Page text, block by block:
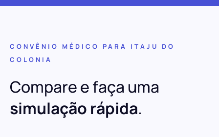
CONVÊNIO MÉDICO PARA ITAJU DO
COLONIA
Compare e faça uma
simulação rápida.